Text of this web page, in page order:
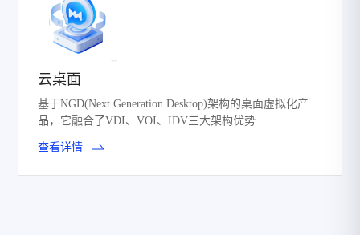
云桌面
基于NGD(Next Generation Desktop)架构的桌面虚拟化产
品，它融合了VDI、VOI、IDV三大架构优势...
查看详情